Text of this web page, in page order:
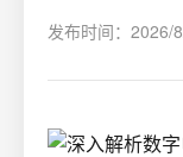
发布时间：2026/